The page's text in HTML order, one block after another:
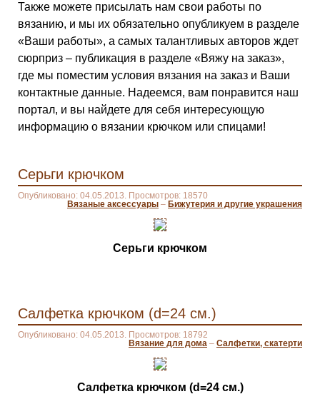
Также можете присылать нам свои работы по
вязанию, и мы их обязательно опубликуем в разделе
«Ваши работы», а самых талантливых авторов ждет
сюрприз – публикация в разделе «Вяжу на заказ»,
где мы поместим условия вязания на заказ и Ваши
контактные данные. Надеемся, вам понравится наш
портал, и вы найдете для себя интересующую
информацию о вязании крючком или спицами!
Серьги крючком
Опубликовано: 04.05.2013. Просмотров: 18570
Вязаные аксессуары – Бижутерия и другие украшения
Серьги крючком
Салфетка крючком (d=24 см.)
Опубликовано: 04.05.2013. Просмотров: 18792
Вязание для дома – Салфетки, скатерти
Салфетка крючком (d=24 см.)